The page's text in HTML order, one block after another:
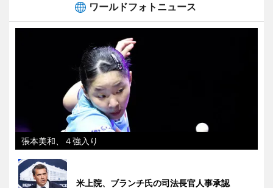
ワールドフォトニュース
張本美和、４強入り
米上院、ブランチ氏の司法長官人事承認